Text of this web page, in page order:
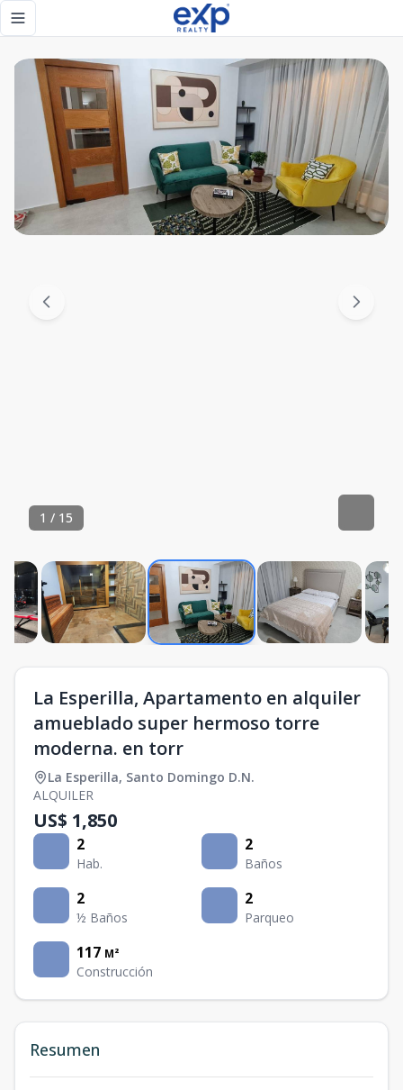
Toggle navigation menu
1 / 15
La Esperilla, Apartamento en alquiler
amueblado super hermoso torre
moderna. en torr
La Esperilla, Santo Domingo D.N.
ALQUILER
US$ 1,850
2
Hab.
2
Baños
2
½ Baños
2
Parqueo
117 M²
Construcción
Resumen
La Esperilla, Apartamento en alquiler amueblado super